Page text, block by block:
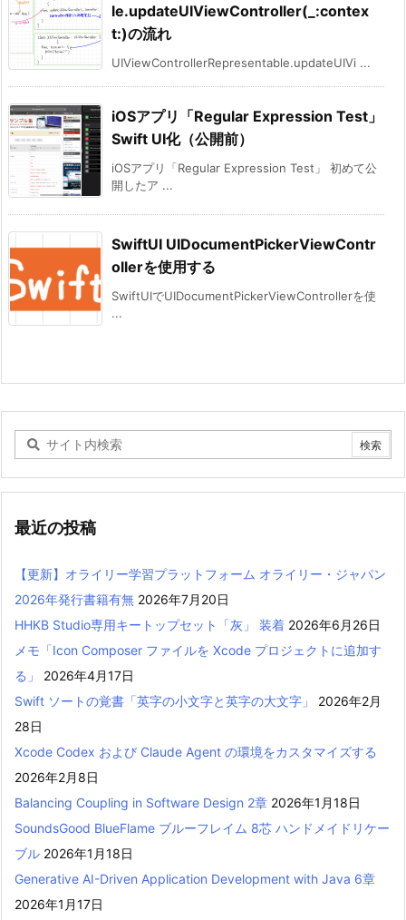
le.updateUIViewController(_:contex
t:)の流れ
UIViewControllerRepresentable.updateUIVi ...
iOSアプリ「Regular Expression Test」
Swift UI化（公開前）
iOSアプリ「Regular Expression Test」 初めて公
開したア ...
SwiftUI UIDocumentPickerViewContr
ollerを使用する
SwiftUIでUIDocumentPickerViewControllerを使
...
最近の投稿
【更新】オライリー学習プラットフォーム オライリー・ジャパン
2026年発行書籍有無 2026年7月20日
HHKB Studio専用キートップセット「灰」 装着 2026年6月26日
メモ「Icon Composer ファイルを Xcode プロジェクトに追加す
る」
2026年4月17日
Swift ソートの覚書「英字の小文字と英字の大文字」
2026年2月
28日
Xcode Codex および Claude Agent の環境をカスタマイズする
2026年2月8日
Balancing Coupling in Software Design 2章 2026年1月18日
SoundsGood BlueFlame ブルーフレイム 8芯 ハンドメイドリケー
ブル 2026年1月18日
Generative AI-Driven Application Development with Java 6章
2026年1月17日